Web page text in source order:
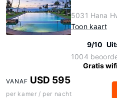
5031 Hana
Toon kaart
9/10
1004
Gratis wifi
VANAF USD 595
per kamer / per nacht